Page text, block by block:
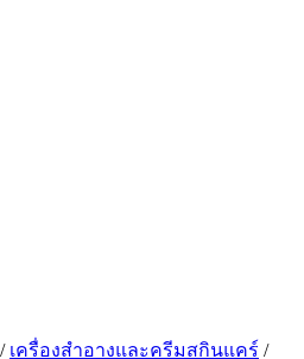
/ เครื่องสำอางและครีมสกินแคร์ /